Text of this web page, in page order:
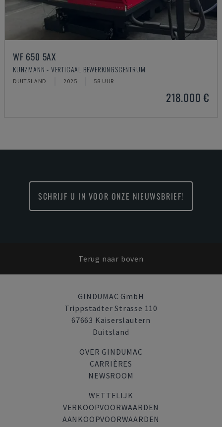
WF 650 5AX
KUNZMANN - VERTICAAL BEWERKINGSCENTRUM
DUITSLAND 2025 58 UUR
218.000 €
SCHRIJF U IN VOOR ONZE NIEUWSBRIEF!
Terug naar boven
GINDUMAC GmbH
Trippstadter Strasse 110
67663 Kaiserslautern
Duitsland
OVER GINDUMAC
CARRIÈRES
NEWSROOM
WETTELIJK
VERKOOPVOORWAARDEN
AANKOOPVOORWAARDEN